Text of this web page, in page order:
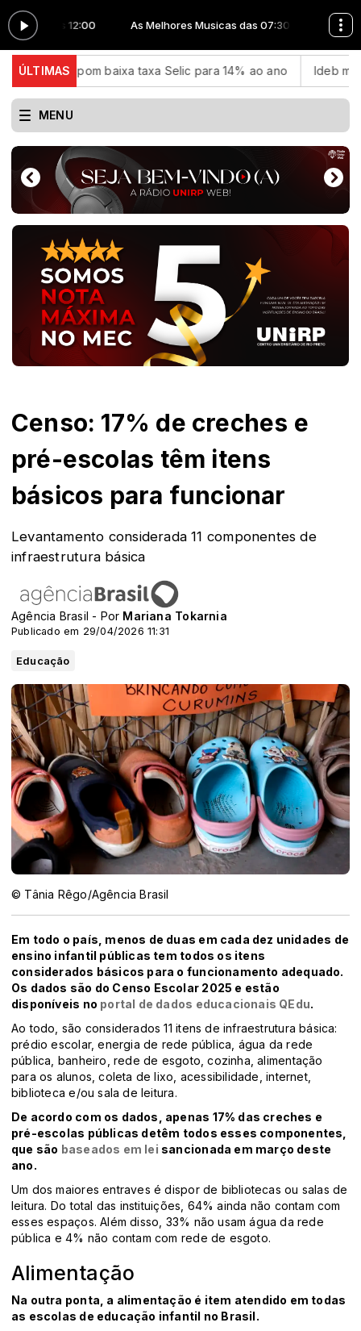
às 12:00 As Melhores Musicas das 07:30 às 12:00
ÚLTIMASbaixa taxa Selic para 14% ao ano Ideb mostra
MENU
Censo: 17% de creches e
pré-escolas têm itens
básicos para funcionar
Levantamento considerada 11 componentes de
infraestrutura básica
Agência Brasil - Por Mariana Tokarnia
Publicado em 29/04/2026 11:31
Educação
© Tânia Rêgo/Agência Brasil
Em todo o país, menos de duas em cada dez unidades de
ensino infantil públicas tem todos os itens
considerados básicos para o funcionamento adequado.
Os dados são do Censo Escolar 2025 e estão
disponíveis no portal de dados educacionais QEdu.
Ao todo, são considerados 11 itens de infraestrutura básica:
prédio escolar, energia de rede pública, água da rede
pública, banheiro, rede de esgoto, cozinha, alimentação
para os alunos, coleta de lixo, acessibilidade, internet,
biblioteca e/ou sala de leitura.
De acordo com os dados, apenas 17% das creches e
pré-escolas públicas detêm todos esses componentes,
que são baseados em lei sancionada em março deste
ano.
Um dos maiores entraves é dispor de bibliotecas ou salas de
leitura. Do total das instituições, 64% ainda não contam com
esses espaços. Além disso, 33% não usam água da rede
pública e 4% não contam com rede de esgoto.
Alimentação
Na outra ponta, a alimentação é item atendido em todas
as escolas de educação infantil no Brasil.